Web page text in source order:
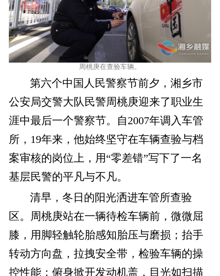
周桃庚在查验车辆。
第六个中国人民警察节前夕，湘乡市
公安局交警大队民警周桃庚迎来了职业生
涯中最后一个警察节。自2007年调入车管
所，19年来，他始终坚守在车辆查验与档
案审核的岗位上，用“零差错”写下了一名
基层民警的平凡与不凡。
清早，冬日的阳光洒进车管所查验
区。周桃庚站在一辆待检车辆前，微微屈
膝，用脚轻触轮胎感知胎压与磨损；抬手
转动方向盘，拉拽安全带，检验车辆的操
控性能；俯身掀开发动机盖，目光如扫描